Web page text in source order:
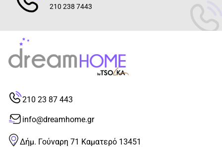
210 238 7443
210 23 87 443
info@dreamhome.gr
Δήμ. Γούναρη 71 Καματερό 13451